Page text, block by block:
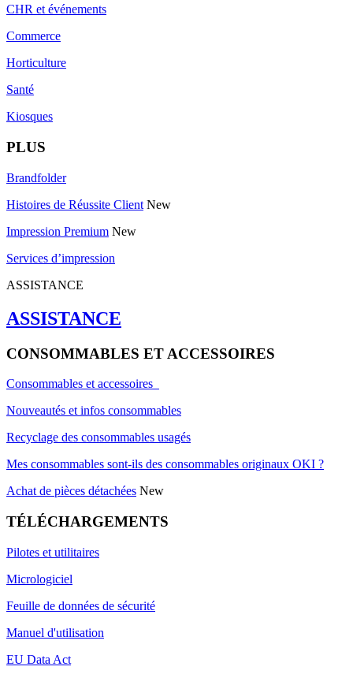
CHR et événements
Commerce
Horticulture
Santé
Kiosques
PLUS
Brandfolder
Histoires de Réussite Client New
Impression Premium New
Services d’impression
ASSISTANCE
ASSISTANCE
CONSOMMABLES ET ACCESSOIRES
Consommables et accessoires
Nouveautés et infos consommables
Recyclage des consommables usagés
Mes consommables sont-ils des consommables originaux OKI ?
Achat de pièces détachées New
TÉLÉCHARGEMENTS
Pilotes et utilitaires
Micrologiciel
Feuille de données de sécurité
Manuel d'utilisation
EU Data Act